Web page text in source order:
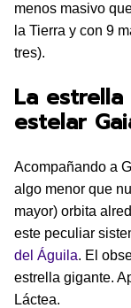
menos masivo
la Tierra y con 9
tres).
La
estelar
Acompañando a
algo menor que
mayor) orbita
este peculiar
del Águila. El
estrella gigante.
Láctea.